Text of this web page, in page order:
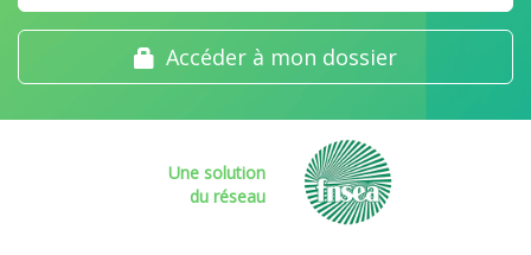
Accéder à mon dossier
Une solution
du réseau